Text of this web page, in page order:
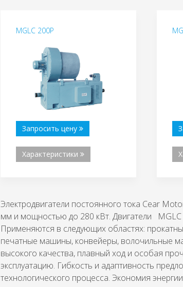
MGLC 200P
Запросить цену
Характеристики
Электродвигатели постоянного тока Cear
мм и мощностью до 280 кВт. Двигатели MGLC
Применяются в следующих областях:
печатные машины, конвейеры, волочильные
высокого качества, плавный ход и особая
эксплуатацию. Гибкость и адаптивность
технологического процесса. Экономия